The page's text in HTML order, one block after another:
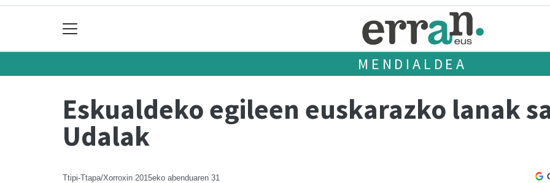
MENDIALDEA
Eskualdeko egileen euskarazko lanak
Udalak
Ttipi-Ttapa/Xorroxin 2015eko abenduaren 31